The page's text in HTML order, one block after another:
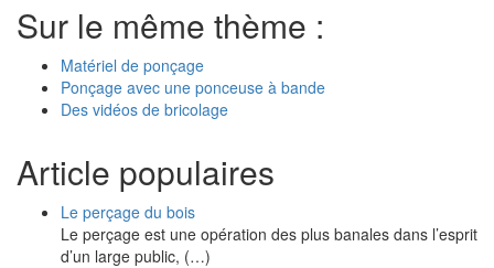
Sur le même thème :
Matériel de ponçage
Ponçage avec une ponceuse à bande
Des vidéos de bricolage
Article populaires
Le perçage du bois
Le perçage est une opération des plus banales dans l’esprit
d’un large public, (…)